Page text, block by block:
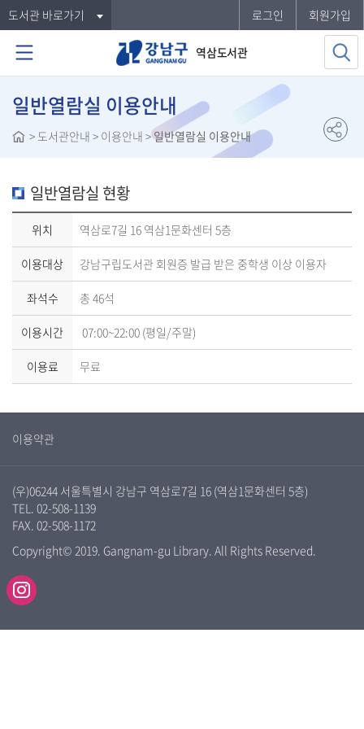
도서관 바로가기 로그인 회원가입
역삼도서관
일반열람실 이용안내
> 도서관안내 > 이용안내 >일반열람실 이용안내
일반열람실 현황
위치 역삼로7길 16 역삼1문화센터 5층
이용대상 강남구립도서관 회원증 발급 받은 중학생 이상 이용자
좌석수 총 46석
이용시간 07:00~22:00 (평일/주말)
이용료 무료
이용약관
(우)06244 서울특별시 강남구 역삼로7길 16 (역삼1문화센터 5층)
TEL. 02-508-1139
FAX. 02-508-1172
Copyright© 2019. Gangnam-gu Library. All Rights Reserved.